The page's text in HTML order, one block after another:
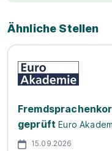
Ähnliche Stellen
geprüft Euro
15.09.2026